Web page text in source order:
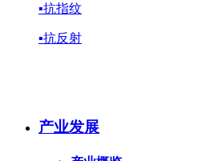
▪抗指纹
▪抗反射
产业发展